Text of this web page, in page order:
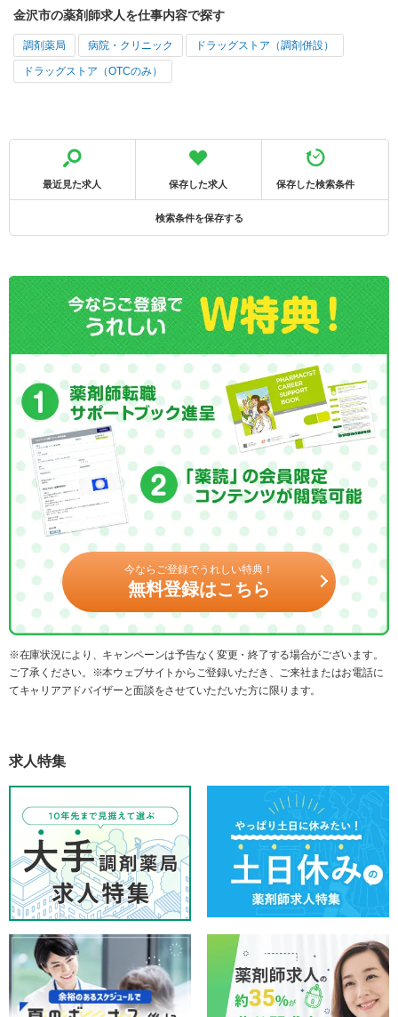
金沢市の薬剤師求人を仕事内容で探す
調剤薬局 病院・クリニック ドラッグストア（調剤併設）
ドラッグストア（OTCのみ）
最近見た求人 保存した求人 保存した検索条件
検索条件を保存する
今ならご登録でうれしい特典！
無料登録はこちら
※在庫状況により、キャンペーンは予告なく変更・終了する場合がございます。
ご了承ください。※本ウェブサイトからご登録いただき、ご来社またはお電話に
てキャリアアドバイザーと面談をさせていただいた方に限ります。
求人特集